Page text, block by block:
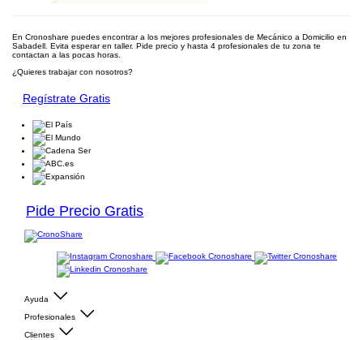
En Cronoshare puedes encontrar a los mejores profesionales de Mecánico a Domicilio en
Sabadell. Evita esperar en taller. Pide precio y hasta 4 profesionales de tu zona te
contactan a las pocas horas.
¿Quieres trabajar con nosotros?
Regístrate Gratis
Pide Precio Gratis
Ayuda
Profesionales
Clientes